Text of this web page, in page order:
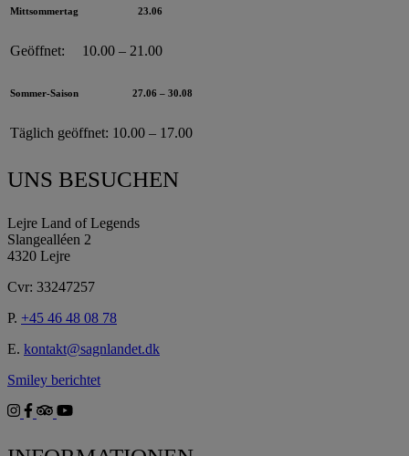
Mittsommertag 23.06
Geöffnet: 10.00 – 21.00
Sommer-Saison 27.06 – 30.08
Täglich geöffnet: 10.00 – 17.00
UNS BESUCHEN
Lejre Land of Legends
Slangealléen 2
4320 Lejre
Cvr: 33247257
P. +45 46 48 08 78
E. kontakt@sagnlandet.dk
Smiley berichtet